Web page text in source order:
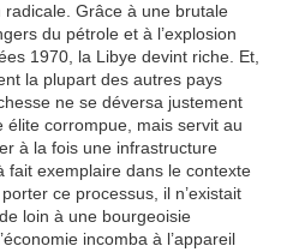
Grâce à une brutale
du pétrole et à l’explosion
1970, la Libye devint riche. Et,
la plupart des autres pays
ne se déversa justement
élite corrompue, mais servit au
à la fois une infrastructure
fait exemplaire dans le contexte
ce processus, il n’existait
loin à une bourgeoisie
incomba à l’appareil